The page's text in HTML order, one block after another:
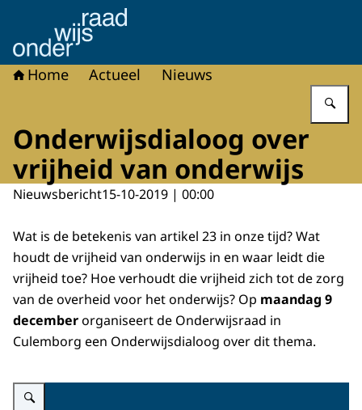
Naar de homepage van Onderwijsraad
Home Actueel Nieuws
Onderwijsdialoog over
vrijheid van onderwijs
Nieuwsbericht15-10-2019 | 00:00
Wat is de betekenis van artikel 23 in onze tijd? Wat
houdt de vrijheid van onderwijs in en waar leidt die
vrijheid toe? Hoe verhoudt die vrijheid zich tot de zorg
van de overheid voor het onderwijs? Op maandag 9
decemberorganiseert de Onderwijsraad in
Culemborg een Onderwijsdialoog over dit thema.
Vergroot afbeelding Uitnodiging dialoog